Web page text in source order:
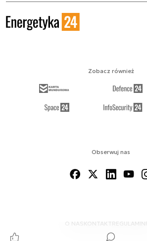
Obserwuj nas
O NAS KONTAKTREGULAMIN
Zobacz również